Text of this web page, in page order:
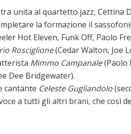
unita al quartetto jazz, Cettina
la formazione il
Hot Eleven, Funk Off, Paolo
Rosciglione(Cedar Walton, Joe
Mimmo Campanale(Paolo
Dee Bridgewater).
cantante Celeste Gugliandolo
a tutti gli altri brani, che così